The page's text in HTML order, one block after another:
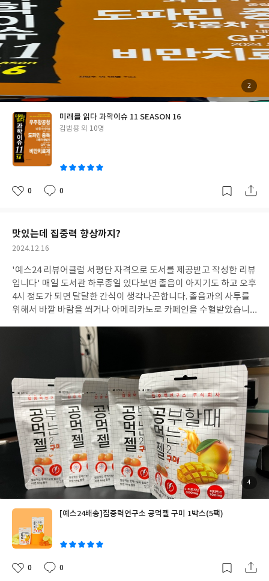
발진, 뇌 칩 이식, 인공지능, 공룡연구, 올림픽 속 과학, 네안데르탈
인, 메가 번개, 2024년 노벨상 과학상 등 11가지의 이슈를 다루고
있다. 생각보다 심도있게 내용을 다루고 있어서 이해하기 어려운 단
어들도 있었다. 가장 와닿고 쉽고 재밌게 읽은 주제는 'SNS로 인한
도파민 중독'이었다. 디지털 디톡스라는 단어가 요즘 흔하게 쓰이고
있으며, 세계적으로도 스마트폰이나 SNS를 금지시키는 나라들이
하나 둘씩 생기는 것을 보면 스마트폰과 SNS 중독이 얼마나 심각
한 지 깨닫게 된다. 흔히들 도파민이 터진다는 말을 장난처럼 많이
쓰는데, 도파민이 신체에서 어떤 작용을 하고 도파민에 계속 노출되
었을 때 우리가 자극을 어떻게 받아들이게 되는 지 생물학적인 기전
에 대해서도 설명되어있어서 현상을 더 쉽게 이해할 수 있었다. 현재
이슈가 되는 과학 분야에 관심이 있는 분들이라면 추천하고싶은 책
이다.
첨
부
된
사
2
미래를 읽다 과학이슈 11 SEASON 16
글
김범용 외 10명
좋
0
댓
0
작
맛있는데 집중력 향상까지?
작
일
2024.12.16
'예스24 리뷰어클럽 서평단 자격으로 도서를 제공받고 작성한 리뷰
입니다' 매일 도서관 하루종일 있다보면 졸음이 아지기도 하고 오후
4시 정도가 되면 달달한 간식이 생각나곤합니다. 졸음과의 사투를
위해서 바깥 바람을 쐬거나 아메리카노로 카페인을 수혈받았습니
가 있어 고생했습니다. 그러던 와중에 찾은 공먹젤! 잠도 깨우는데
도움되고 심지어 쫀득한 식감의 젤리이면서 달기까지하다니 너무
이루어졌으며 필수 영양소 비타민 C 100mg이 함유되어있다고 합
니다. 저같은 수험생들에게 너무 딱이었습니다. 아연까지 함유되어
있어 면역기능에 도움 된다니 건강기능식품 저리가라 아닌가요? 망
고맛에 식감이 아주 쫀득해서 개봉하면 한 봉지 뚝딱입니다. 자리에
두고 하나씩 꺼내먹고있답니다. 지금도 책상위에 놓여있네요. 커피
를 줄이고 싶고, 중간중간 잠깨우는 용도로 간식을 먹고싶은 학생들
과 수험생들에게 추천합니다. #리뷰어클럽리뷰
첨
사
4
[예스24배송]집중력연구소 공먹젤 구미 1박스(5팩)
이
좋
0
댓
0
작